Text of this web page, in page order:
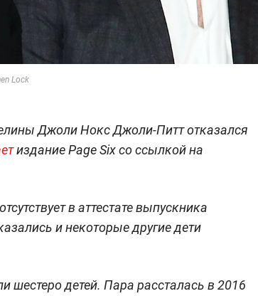
Lock
Джоли Нокс Джоли-Питт отказался
издание Page Six со ссылкой на
в аттестате выпускника
и некоторые другие дети
детей. Пара рассталась в 2016